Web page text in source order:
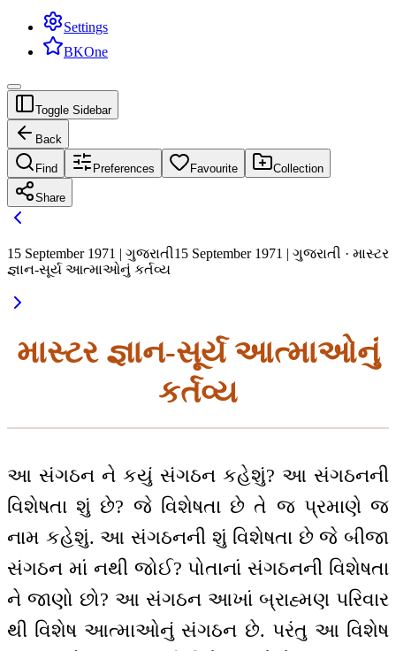
Settings
BKOne
Toggle Sidebar
Back
Find Preferences Favourite Collection
Share
15 September 1971 | ગુજરાતી15 September 1971 | ગુજરાતી · માસ્ટર
જ્ઞાન-સૂર્ય આત્માઓનું કર્તવ્ય
માસ્ટર જ્ઞાન-સૂર્ય આત્માઓનું
કર્તવ્ય
આ સંગઠન ને કયું સંગઠન કહેશું? આ સંગઠનની
વિશેષતા શું છે? જે વિશેષતા છે તે જ પ્રમાણે જ
નામ કહેશું. આ સંગઠનની શું વિશેષતા છે જે બીજા
સંગઠન માં નથી જોઈ? પોતાનાં સંગઠનની વિશેષતા
ને જાણો છો? આ સંગઠન આખાં બ્રાહ્મણ પરિવાર
થી વિશેષ આત્માઓનું સંગઠન છે. પરંતુ આ વિશેષ